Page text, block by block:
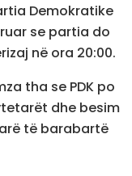
Demokratike
se partia do
në ora 20:00.
tha se PDK po
dhe besim
të barabartë